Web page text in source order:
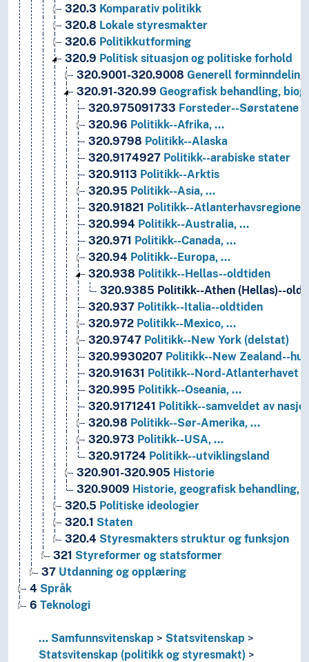
320.3 Komparativ politikk
320.8 Lokale styresmakter
320.6 Politikkutforming
320.9 Politisk situasjon og politiske forhold
320.9001-320.9008 Generell forminndeling
320.91-320.99 Geografisk behandling,
320.975091733 Forsteder--Sørstatene
320.96 Politikk--Afrika, …
320.9798 Politikk--Alaska
320.9174927 Politikk--arabiske stater
320.9113 Politikk--Arktis
320.95 Politikk--Asia, …
320.91821 Politikk--Atlanterhavsregionen
320.994 Politikk--Australia, …
320.971 Politikk--Canada, …
320.94 Politikk--Europa, …
320.938 Politikk--Hellas--oldtiden
320.9385 Politikk--Athen (Hellas)--
320.937 Politikk--Italia--oldtiden
320.972 Politikk--Mexico, …
320.9747 Politikk--New York (delstat)
320.9930207 Politikk--New Zealand--
320.91631 Politikk--Nord-Atlanterhavet
320.995 Politikk--Oseania, …
320.9171241 Politikk--samveldet av
320.98 Politikk--Sør-Amerika, …
320.973 Politikk--USA, …
320.91724 Politikk--utviklingsland
320.901-320.905 Historie
320.9009 Historie, geografisk behandling,
320.5 Politiske ideologier
320.1 Staten
320.4 Styresmakters struktur og funksjon
321 Styreformer og statsformer
37 Utdanning og opplæring
4 Språk
6 Teknologi
... Samfunnsvitenskap
Statsvitenskap
Statsvitenskap (politikk og styresmakt)